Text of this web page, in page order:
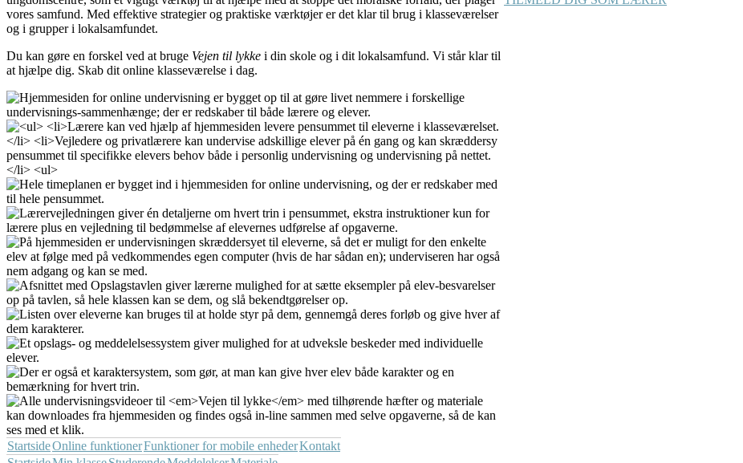
vores samfund. Med effektive strategier og praktiske værktøjer er det klar til brug i klasseværelser
og i grupper i lokalsamfundet.
Du kan gøre en forskel ved at bruge Vejen til lykke i din skole og i dit lokalsamfund. Vi står klar til
at hjælpe dig. Skab dit online klasseværelse i dag.
StartsideOnline funktionerFunktioner for mobile enhederKontakt